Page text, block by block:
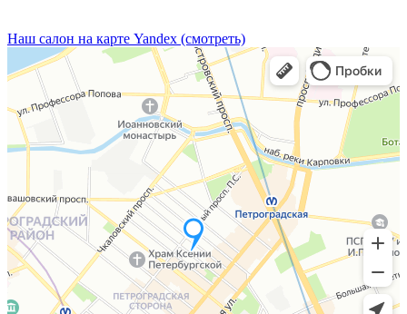
Наш салон на карте Yandex (смотреть)